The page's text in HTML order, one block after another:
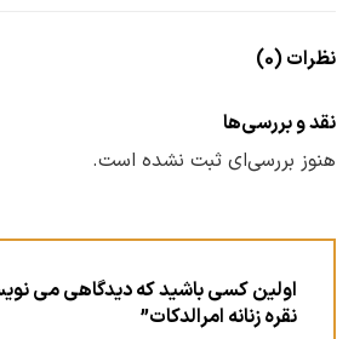
نظرات (0)
نقد و بررسی‌ها
هنوز بررسی‌ای ثبت نشده است.
اولین کسی باشید که دیدگاهی می
نقره زنانه امرالدکات”